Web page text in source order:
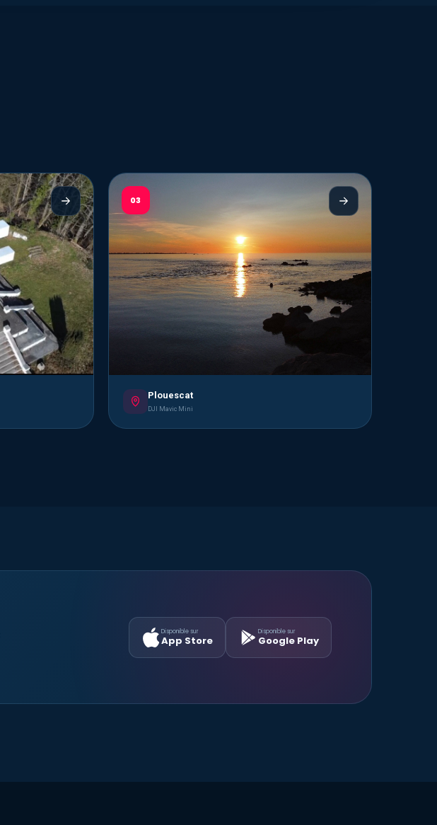
03
Plouescat
DJI Mavic Mini
Disponible sur
App Store
Disponible sur
Google Play